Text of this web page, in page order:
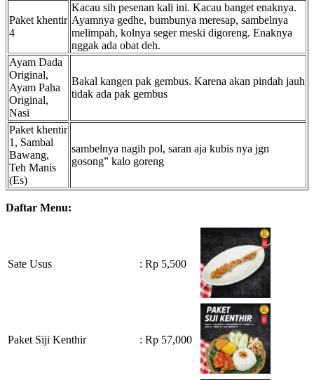
Paket khentir
4
Kacau sih pesenan kali ini. Kacau banget enaknya.
Ayamnya gedhe, bumbunya meresap, sambelnya
melimpah, kolnya seger meski digoreng. Enaknya
nggak ada obat deh.
Ayam Dada
Original,
Ayam Paha
Original,
Nasi
Bakal kangen pak gembus. Karena akan pindah jauh
tidak ada pak gembus
Paket khentir
1, Sambal
Bawang,
Teh Manis
(Es)
sambelnya nagih pol, saran aja kubis nya jgn
gosong” kalo goreng
Daftar Menu:
Sate Usus : Rp 5,500
Paket Siji Kenthir : Rp 57,000